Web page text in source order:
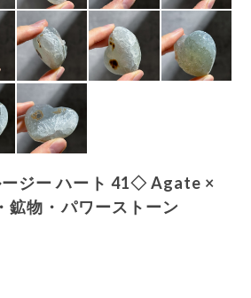
ジー ハート 41◇ Agate ×
物・パワーストーン